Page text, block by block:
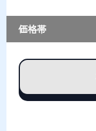
価格帯